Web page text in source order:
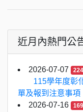
近月內熱門公
2026-07-07
115學年度彰
單及報到注意事項
2026-07-16